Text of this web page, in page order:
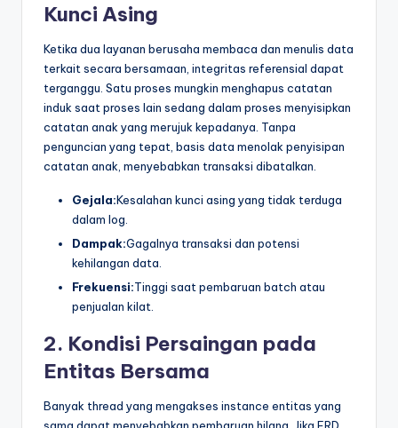
Kunci Asing
Ketika dua layanan berusaha membaca dan menulis data
terkait secara bersamaan, integritas referensial dapat
terganggu. Satu proses mungkin menghapus catatan
induk saat proses lain sedang dalam proses menyisipkan
catatan anak yang merujuk kepadanya. Tanpa
penguncian yang tepat, basis data menolak penyisipan
catatan anak, menyebabkan transaksi dibatalkan.
Gejala:Kesalahan kunci asing yang tidak terduga
dalam log.
Dampak:Gagalnya transaksi dan potensi
kehilangan data.
Frekuensi:Tinggi saat pembaruan batch atau
penjualan kilat.
2. Kondisi Persaingan pada
Entitas Bersama
Banyak thread yang mengakses instance entitas yang